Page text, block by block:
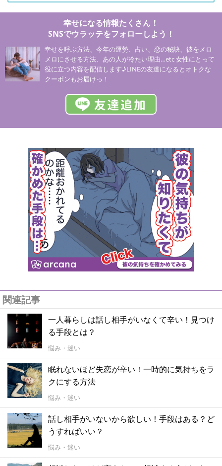
幸せになる情報たくさん！
SNSでウラッテをフォローしよう！
幸せを呼ぶ方法、今年の運勢、占い、恋の秘訣、彼をメロ
メロにさせる方法、あの人が冷たい理由…etc 女性にとって
役に立つ内容を配信します♪LINEの友達になるとオトクな
クーポンもお届けっ！
関連記事
一人暮らしは話し相手がいなくて辛い！見つけ
る手段とは？
悩み・迷い
眠れないほど失恋が辛い！一時的に気持ちをラ
クにする方法
悩み・迷い
話し相手がいないから欲しい！手段はある？ど
うすればいい？
悩み・迷い